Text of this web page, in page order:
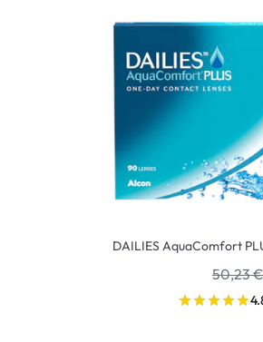
DAILIES AquaComfort
50,23 €